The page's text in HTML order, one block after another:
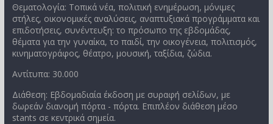
Θεματολογία: Τοπικά νέα, πολιτική ενημέρωση, μόνιμες
στήλες, οικονομικές αναλύσεις, αναπτυξιακά προγράμματα και
επιδοτήσεις, συνέντευξη: το πρόσωπο της εβδομάδας,
θέματα για την γυναίκα, το παιδί, την οικογένεια, πολιτισμός,
κινηματογράφος, θέατρο, μουσική, ταξίδια, ζώδια.
Αντίτυπα: 30.000
Διάθεση: Εβδομαδιαία έκδοση με συραφή σελίδων, με
δωρεάν διανομή πόρτα - πόρτα. Επιπλέον διάθεση μέσο
stants σε κεντρικά σημεία.